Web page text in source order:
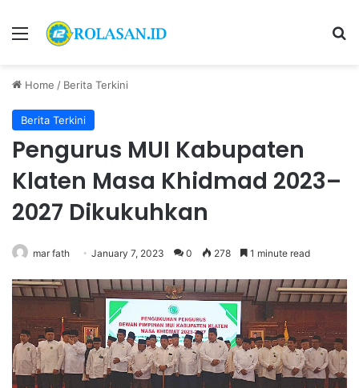
Menu
Home / Berita Terkini
Berita Terkini
Pengurus MUI Kabupaten
Klaten Masa Khidmad 2023–
2027 Dikukuhkan
mar fath January 7, 2023 0 278 1 minute read